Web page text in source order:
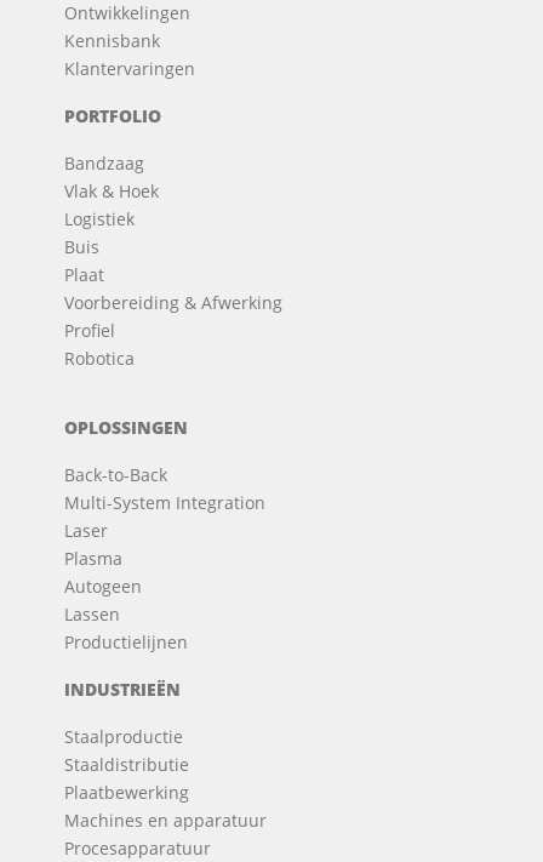
Ontwikkelingen
Kennisbank
Klantervaringen
PORTFOLIO
Bandzaag
Vlak & Hoek
Logistiek
Buis
Plaat
Voorbereiding & Afwerking
Profiel
Robotica
OPLOSSINGEN
Back-to-Back
Multi-System Integration
Laser
Plasma
Autogeen
Lassen
Productielijnen
INDUSTRIEËN
Staalproductie
Staaldistributie
Plaatbewerking
Machines en apparatuur
Procesapparatuur